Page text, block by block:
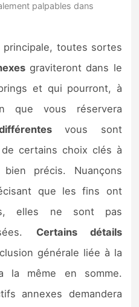
palpables dans
principale, toutes sortes
graviteront dans le
et qui pourront, à
que vous réservera
vous sont
certains choix clés à
précis. Nuançons
que les fins ont
elles ne sont pas
Certains détails
générale liée à la
la même en somme.
annexes demandera